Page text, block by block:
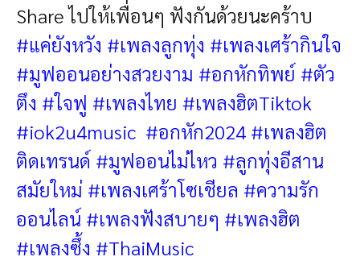
Share ไปให้เพื่อนๆ ฟังกันด้วยนะคร้าบ
#แค่ยังหวัง #เพลงลูกทุ่ง #เพลงเศร้ากินใจ
#มูฟออนอย่างสวยงาม #อกหักทิพย์ #ตัว
ตึง #ใจฟู #เพลงไทย #เพลงฮิตTiktok
#iok2u4music #อกหัก2024 #เพลงฮิต
ติดเทรนด์ #มูฟออนไม่ไหว #ลูกทุ่งอีสาน
สมัยใหม่ #เพลงเศร้าโซเชียล #ความรัก
ออนไลน์ #เพลงฟังสบายๆ #เพลงฮิต
#เพลงซึ้ง #ThaiMusic